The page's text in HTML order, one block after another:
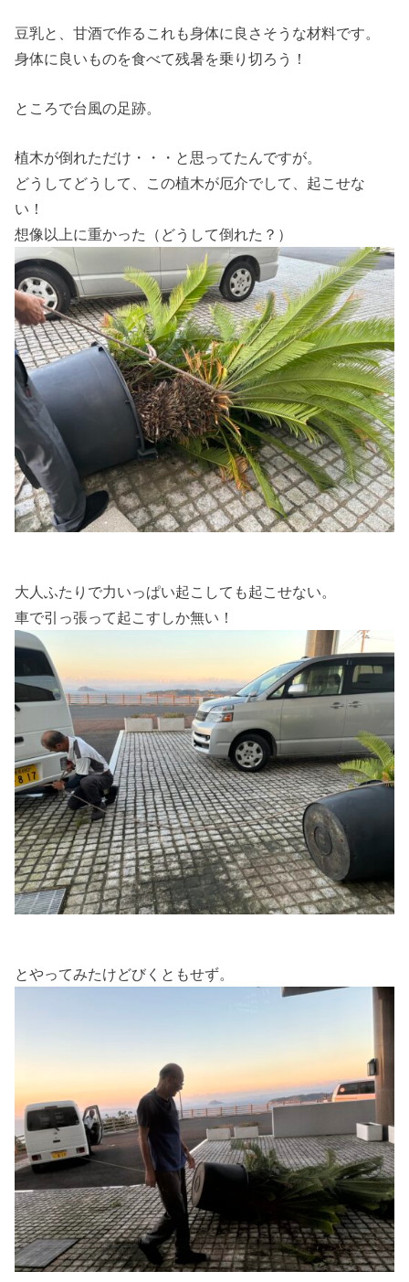
豆乳と、甘酒で作るこれも身体に良さそうな材料です。
身体に良いものを食べて残暑を乗り切ろう！
ところで台風の足跡。
植木が倒れただけ・・・と思ってたんですが。
どうしてどうして、この植木が厄介でして、起こせな
い！
想像以上に重かった（どうして倒れた？）
大人ふたりで力いっぱい起こしても起こせない。
車で引っ張って起こすしか無い！
とやってみたけどびくともせず。